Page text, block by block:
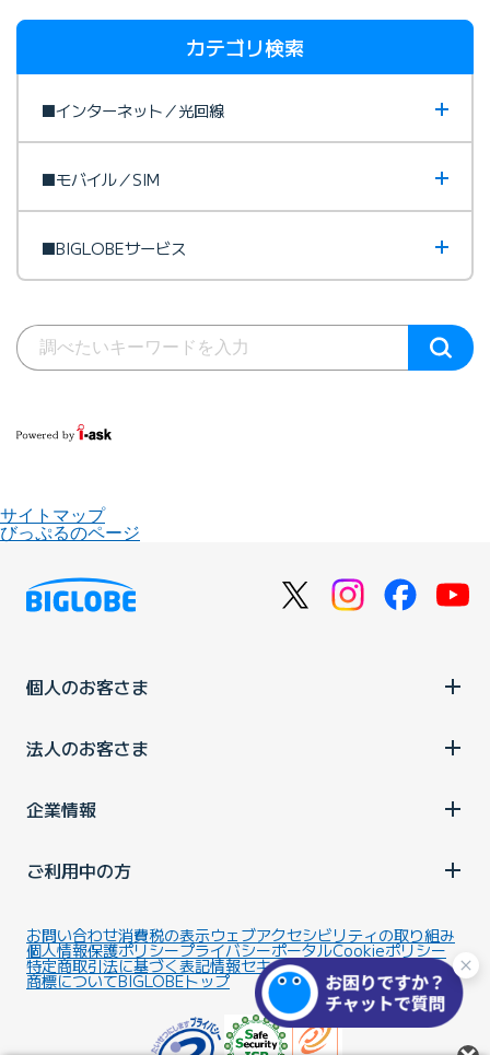
カテゴリ検索
■インターネット／光回線
■モバイル／SIM
■BIGLOBEサービス
サイトマップ
びっぷるのページ
個人のお客さま
法人のお客さま
企業情報
ご利用中の方
お問い合わせ消費税の表示ウェブアクセシビリティの取り組み
個人情報保護ポリシープライバシーポータルCookieポリシー
特定商取引法に基づく表記情報セキュリティ基本方針
商標についてBIGLOBEトップ